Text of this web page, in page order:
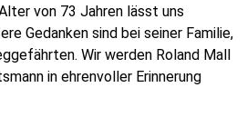
von 73 Jahren lässt uns
Gedanken sind bei seiner Familie,
Wir werden Roland Mall
in ehrenvoller Erinnerung